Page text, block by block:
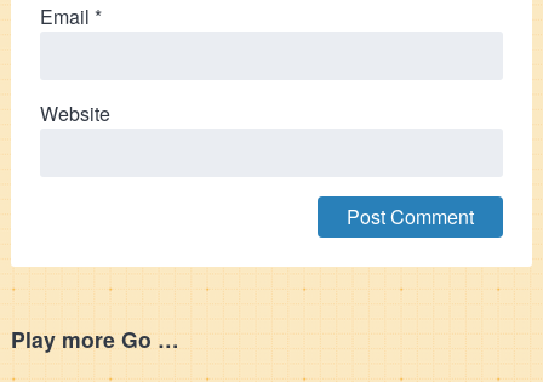
Email *
Website
Play more Go …